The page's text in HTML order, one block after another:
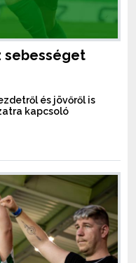
sebességet
és jövőről is
kapcsoló